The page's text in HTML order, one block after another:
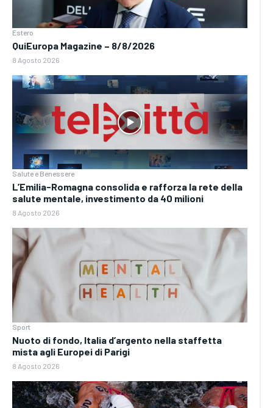
Estero
QuiEuropa Magazine – 8/8/2026
8 Agosto 2026
Salute e Benessere
L’Emilia-Romagna consolida e rafforza la rete della
salute mentale, investimento da 40 milioni
8 Agosto 2026
Sport
Nuoto di fondo, Italia d’argento nella staffetta
mista agli Europei di Parigi
8 Agosto 2026